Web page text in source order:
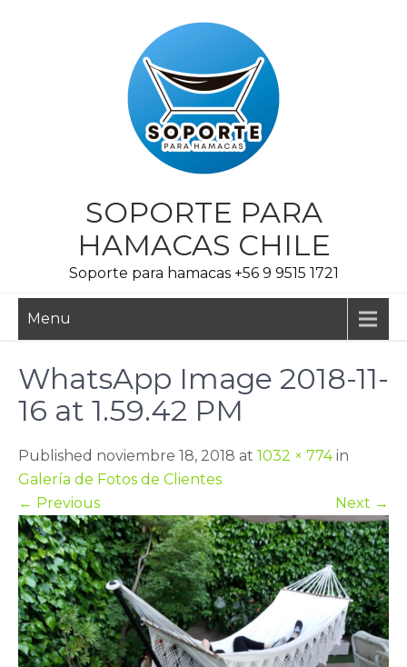
SOPORTE PARA
HAMACAS CHILE
Soporte para hamacas +56 9 9515 1721
Menu
WhatsApp Image 2018-11-
16 at 1.59.42 PM
Published noviembre 18, 2018 at 1032 × 774in
Galería de Fotos de Clientes
← Previous Next →